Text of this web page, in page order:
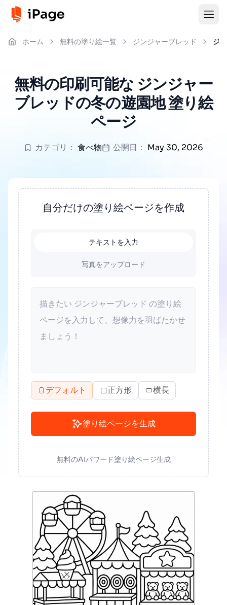
ホーム 無料の塗り絵一覧 ジンジャーブレッド ジ
無料の印刷可能な ジンジャー
ブレッドの冬の遊園地 塗り絵
ページ
カテゴリ： 食べ物 公開日： May 30, 2026
自分だけの塗り絵ページを作成
テキストを入力
写真をアップロード
デフォルト 正方形 横長
塗り絵ページを生成
無料のAIパワード塗り絵ページ生成